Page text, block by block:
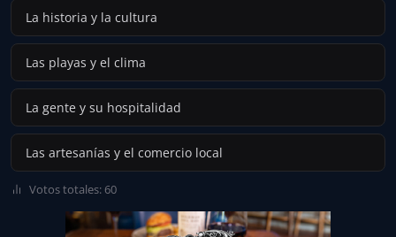
La historia y la cultura
Las playas y el clima
La gente y su hospitalidad
Las artesanías y el comercio local
Votos totales: 60